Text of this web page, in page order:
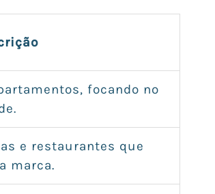
focando no
e restaurantes que
marca.